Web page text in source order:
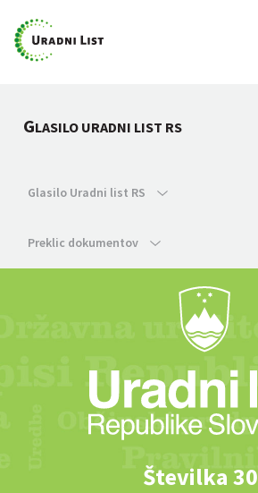
GLASILO URADNI LIST RS
Glasilo Uradni list RS
Preklic dokumentov
Številka 30